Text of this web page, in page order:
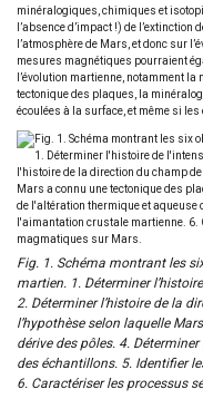
minéralogiques, chimiques et
l’absence d’impact !) de
l’atmosphère de Mars, et donc sur
mesures magnétiques pourraient
l’évolution martienne, notamment
tectonique des plaques, la
écoulées à la surface, et même si
Fig. 1. Schéma montrant les
martien. 1. Déterminer
2. Déterminer l’histoire de la
l’hypothèse selon laquelle
dérive des pôles. 4.
des échantillons. 5. Identifier
6. Caractériser les processus